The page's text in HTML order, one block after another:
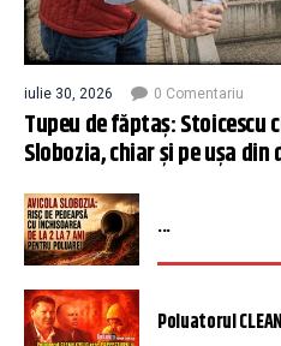
iulie 30, 2026 0 Comentariu
Tupeu de făptaș: Stoicescu
Slobozia, chiar și pe ușa din
...
Poluatorul